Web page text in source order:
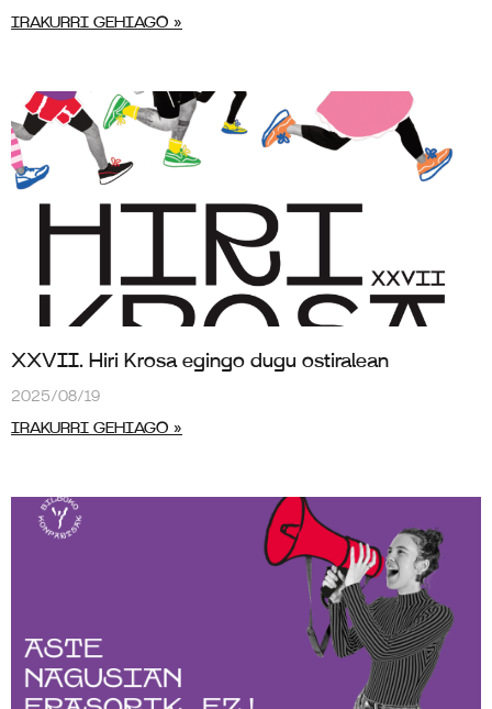
IRAKURRI GEHIAGO »
XXVII. Hiri Krosa egingo dugu ostiralean
2025/08/19
IRAKURRI GEHIAGO »